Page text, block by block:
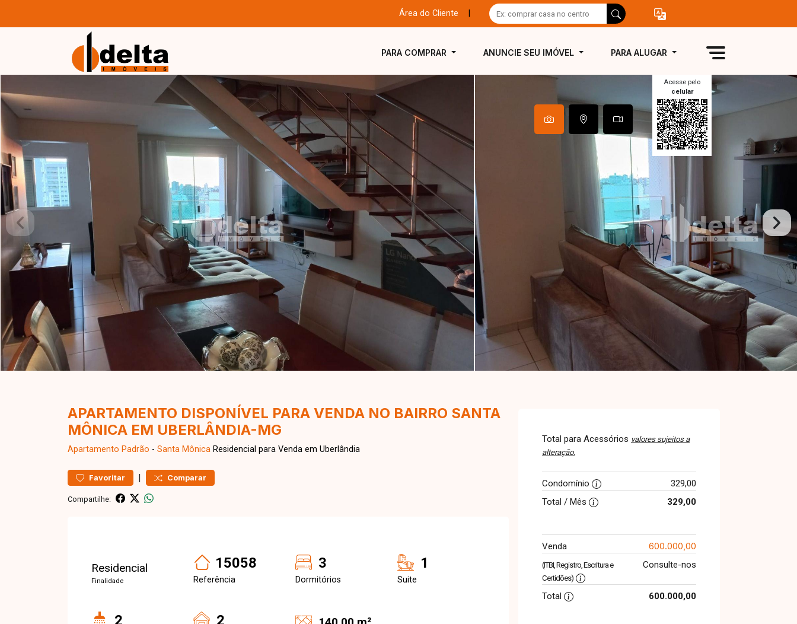
Área do Cliente
PARA COMPRAR ANUNCIE SEU IMÓVEL PARA ALUGAR
Acesse pelo
celular
APARTAMENTO DISPONÍVEL PARA VENDA NO BAIRRO SANTA
MÔNICA EM UBERLÂNDIA-MG
Apartamento Padrão - Santa Mônica Residencial para Venda em Uberlândia
Favoritar | Comparar
Compartilhe:
Residencial
Finalidade
15058
Referência
3
Dormitórios
1
Suite
2 2
Total para Acessórios valores sujeitos a
alteração.
Condomínio
329,00
Total / Mês
329,00
Venda 600.000,00
(ITBI, Registro, Escritura e
Certidões)
Consulte-nos
Total 600.000,00